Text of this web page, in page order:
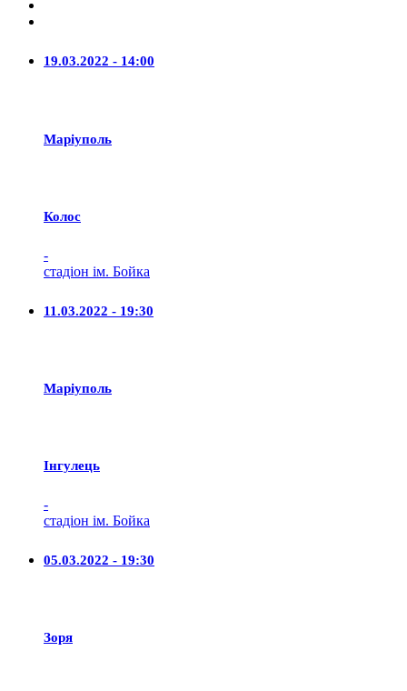
19.03.2022 - 14:00
Маріуполь
Колос
-
стадіон ім. Бойка
11.03.2022 - 19:30
Маріуполь
Iнгулець
-
стадіон ім. Бойка
05.03.2022 - 19:30
Зоря